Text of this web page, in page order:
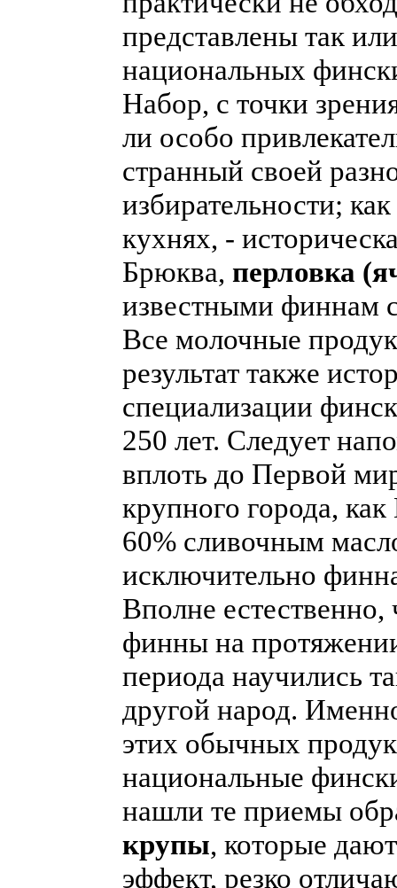
представлены так
национальных
Набор, с точки
ли особо
странный своей
избирательности;
кухнях, -
Брюква, перловка
известными финнам
Все молочные
результат также
специализации
250 лет. Следует
вплоть до Первой
крупного города,
60% сливочным
исключительно
Вполне
финны на
периода научились
другой народ.
этих обычных
национальные
нашли те приемы
крупы, которые
эффект, резко